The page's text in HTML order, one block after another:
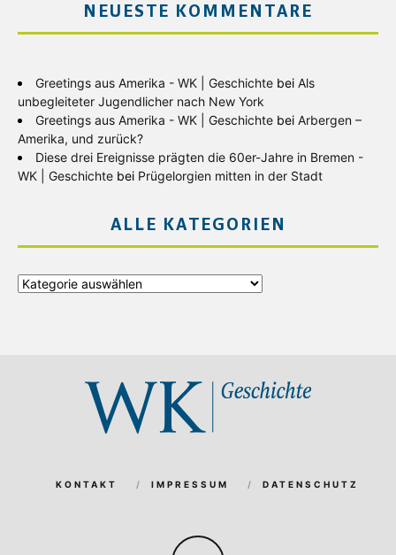
NEUESTE KOMMENTARE
Greetings aus Amerika - WK | Geschichte bei Als
unbegleiteter Jugendlicher nach New York
Greetings aus Amerika - WK | Geschichte bei Arbergen –
Amerika, und zurück?
Diese drei Ereignisse prägten die 60er-Jahre in Bremen -
WK | Geschichte bei Prügelorgien mitten in der Stadt
ALLE KATEGORIEN
Alle
KONTAKT IMPRESSUM DATENSCHUTZ